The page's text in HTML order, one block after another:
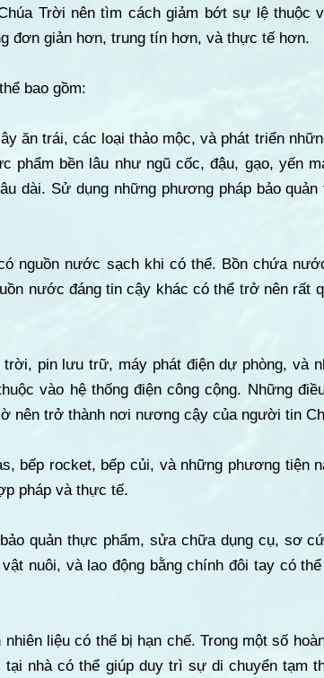
Trời nên tìm cách giảm bớt sự lệ thuộc
đơn giản hơn, trung tín hơn, và thực tế hơn.
bao gồm:
ăn trái, các loại thảo mộc, và phát triển
phẩm bền lâu như ngũ cốc, đậu, gạo, yến
dài. Sử dụng những phương pháp bảo
nguồn nước sạch khi có thể. Bồn chứa
nước đáng tin cậy khác có thể trở nên rất
pin lưu trữ, máy phát điện dự phòng, và
vào hệ thống điện công cộng. Những
nên trở thành nơi nương cậy của người tin
bếp rocket, bếp củi, và những phương tiện
pháp và thực tế.
quản thực phẩm, sửa chữa dụng cụ, sơ
nuôi, và lao động bằng chính đôi tay có
liệu có thể bị hạn chế. Trong một số
nhà có thể giúp duy trì sự di chuyển tạm